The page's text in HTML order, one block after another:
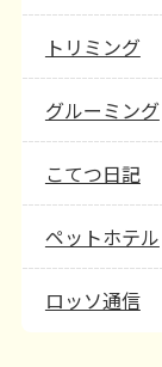
トリミング
グルーミング
こてつ日記
ペットホテル
ロッソ通信